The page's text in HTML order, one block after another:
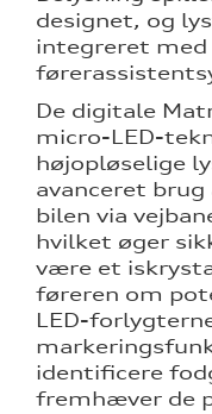
designet, og
integreret med
De digitale
micro-LED-
højopløselige
avanceret brug
bilen via
hvilket øger
være et
føreren om
LED-
identificere
fremhæver de